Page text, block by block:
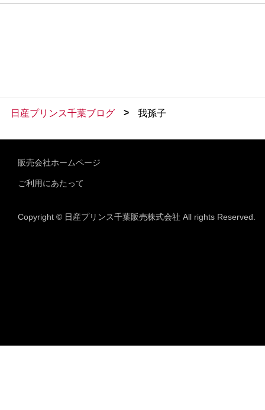
日産プリンス千葉ブログ > 我孫子
販売会社ホームページ
ご利用にあたって
Copyright © 日産プリンス千葉販売株式会社 All rights Reserved.